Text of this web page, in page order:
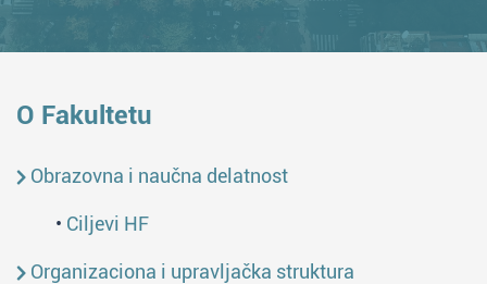
O Fakultetu
Obrazovna i naučna delatnost
• Ciljevi HF
Organizaciona i upravljačka struktura